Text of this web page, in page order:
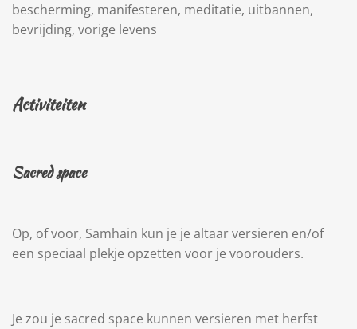
bescherming, manifesteren, meditatie, uitbannen,
bevrijding, vorige levens
Activiteiten
Sacred space
Op, of voor, Samhain kun je je altaar versieren en/of
een speciaal plekje opzetten voor je voorouders.
Je zou je sacred space kunnen versieren met herfst